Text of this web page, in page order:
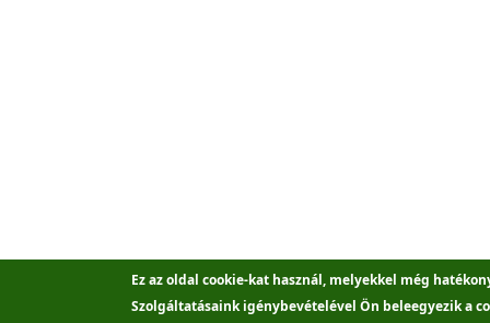
Ez az oldal cookie-kat használ, melyekkel még
Szolgáltatásaink igénybevételével Ön beleegyezik a